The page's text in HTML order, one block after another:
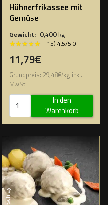
Hühnerfrikassee mit
Gemüse
Gewicht: 0,400 kg
★★★★★
★★★★★ (15) 4.5/5.0
11,79€
Grundpreis: 29,48€/kg inkl.
MwSt.
In den
Warenkorb